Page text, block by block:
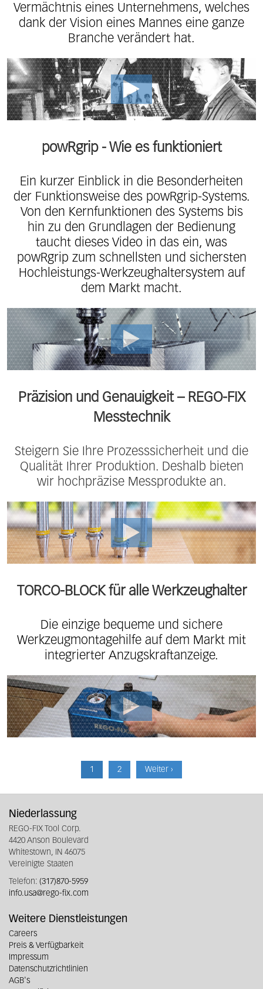
Vermächtnis eines Unternehmens, welches
dank der Vision eines Mannes eine ganze
Branche verändert hat.
powRgrip - Wie es funktioniert
Ein kurzer Einblick in die Besonderheiten
der Funktionsweise des powRgrip-Systems.
Von den Kernfunktionen des Systems bis
hin zu den Grundlagen der Bedienung
taucht dieses Video in das ein, was
powRgrip zum schnellsten und sichersten
Hochleistungs-Werkzeughaltersystem auf
dem Markt macht.
Präzision und Genauigkeit – REGO-FIX
Messtechnik
Steigern Sie Ihre Prozesssicherheit und die
Qualität Ihrer Produktion. Deshalb bieten
wir hochpräzise Messprodukte an.
TORCO-BLOCK für alle Werkzeughalter
Die einzige bequeme und sichere
Werkzeugmontagehilfe auf dem Markt mit
integrierter Anzugskraftanzeige.
Current
1 Page
2
Next
Weiter ›
Niederlassung
REGO-FIX Tool Corp.
4420 Anson Boulevard
Whitestown, IN 46075
Vereinigte Staaten
Telefon: (317)870-5959
info.usa@rego-fix.com
Weitere Dienstleistungen
Careers
Preis & Verfügbarkeit
Impressum
Datenschutzrichtlinien
AGB's